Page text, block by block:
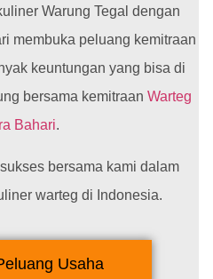
Warung Tegal dengan
membuka peluang kemitraan
keuntungan yang bisa di
bersama kemitraan Warteg
Bahari.
bersama kami dalam
warteg di Indonesia.
Usaha